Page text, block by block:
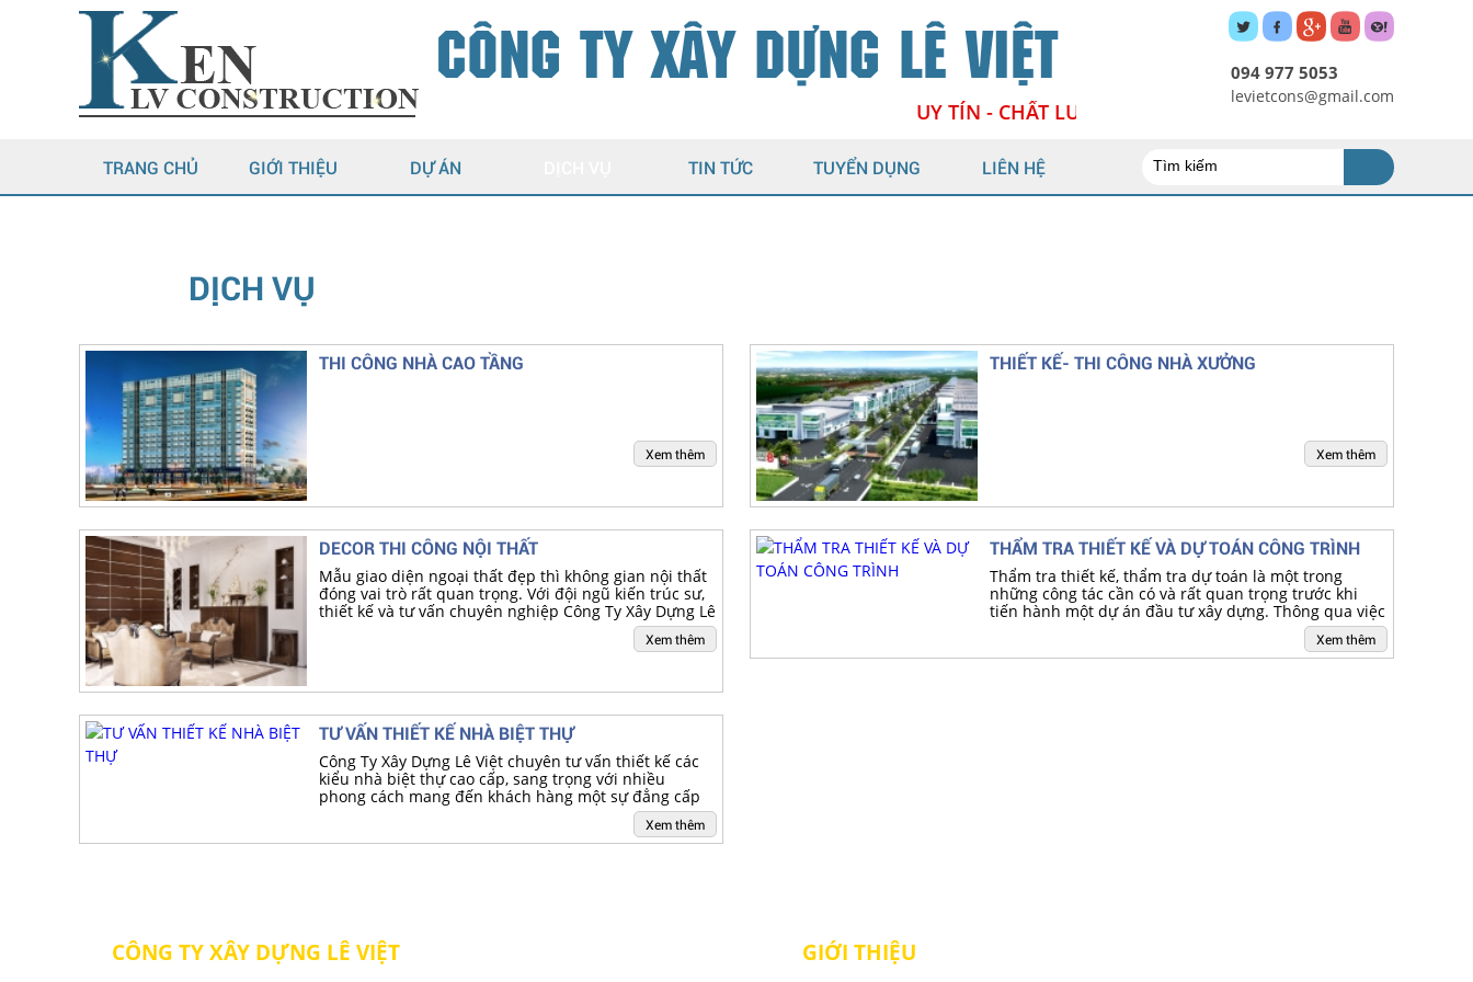
CÔNG TY XÂY DỰNG LÊ VIỆT
UY TÍN - CHẤT LƯỢNG - HIỆU QUẢ
094 977 5053
levietcons@gmail.com
TRANG CHỦ GIỚI THIỆU DỰ ÁN TIN TỨC TUYỂN DỤNG LIÊN HỆ
DỊCH VỤ
THI CÔNG NHÀ CAO TẦNG
Xem thêm
THIẾT KẾ- THI CÔNG NHÀ XƯỞNG
Xem thêm
DECOR THI CÔNG NỘI THẤT
Mẫu giao diện ngoại thất đẹp thì không gian nội thất
đóng vai trò rất quan trọng. Với đội ngũ kiến trúc sư,
thiết kế và tư vấn chuyên nghiệp Công Ty Xây Dựng Lê
Việt, sẽ mang đến sự hài lòng nhất cho khách hàng.
Xem thêm
THẨM TRA THIẾT KẾ VÀ DỰ TOÁN CÔNG TRÌNH
Thẩm tra thiết kế, thẩm tra dự toán là một trong
những công tác cần có và rất quan trọng trước khi
tiến hành một dự án đầu tư xây dựng. Thông qua việc
thẩm tra, Chúng tôi có thể đưa đến cho bạn công
trình đạt chất lượng tốt nhất, kinh tế nhất, phát huy
công năng hoạt động của công trình hiệu quả nhất.
Xem thêm
TƯ VẤN THIẾT KẾ NHÀ BIỆT THỰ
Công Ty Xây Dựng Lê Việt chuyên tư vấn thiết kế các
kiểu nhà biệt thự cao cấp, sang trọng với nhiều
phong cách mang đến khách hàng một sự đẳng cấp
khác biệt. Các kiểu nhà biệt thự sân vườn, phù hợp
Xem thêm
CÔNG TY XÂY DỰNG LÊ VIỆT GIỚI THIỆU